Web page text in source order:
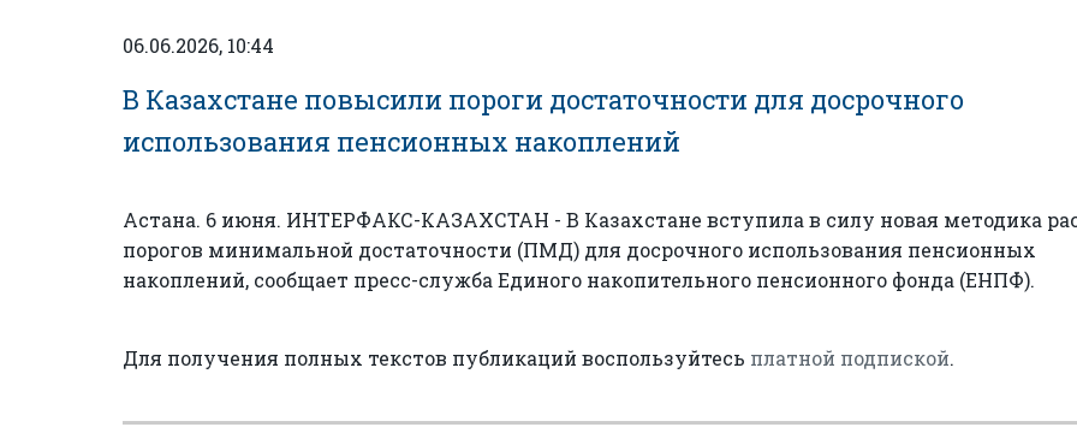
06.06.2026, 10:44
В Казахстане повысили пороги достаточности для досрочного
использования пенсионных накоплений
Астана. 6 июня. ИНТЕРФАКС-КАЗАХСТАН - В Казахстане вступила в силу новая методика
порогов минимальной достаточности (ПМД) для досрочного использования пенсионных
накоплений, сообщает пресс-служба Единого накопительного пенсионного фонда (ЕНПФ).
Для получения полных текстов публикаций воспользуйтесь платной подпиской.